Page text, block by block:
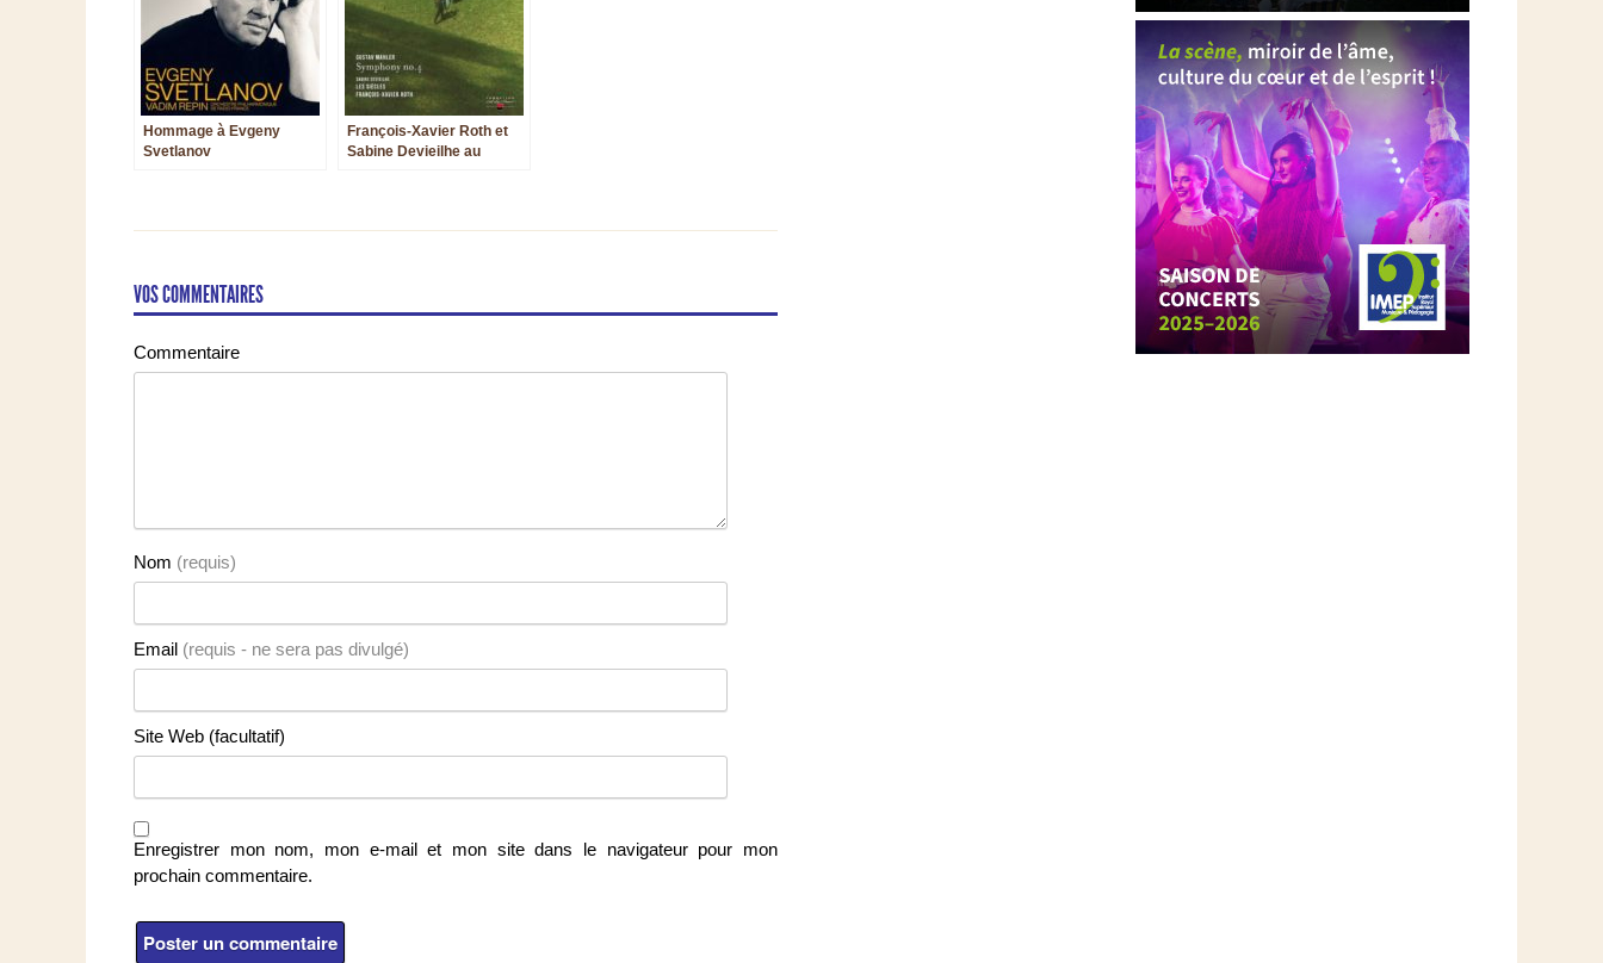
Hommage à Evgeny
Svetlanov
François-Xavier Roth et
Sabine Devieilhe au
d’anthologie
VOS COMMENTAIRES
Commentaire
Nom (requis)
Email (requis - ne sera pas divulgé)
Site Web (facultatif)
Enregistrer mon nom, mon e-mail et mon site dans le navigateur pour mon
prochain commentaire.